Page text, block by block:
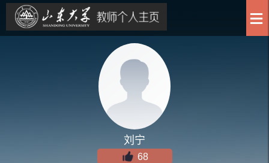
刘宁
68